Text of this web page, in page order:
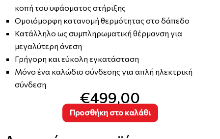
κοπή του υφάσματος στήριξης
Ομοιόμορφη κατανομή θερμότητας στο δάπεδο
Κατάλληλο ως συμπληρωματική θέρμανση για
μεγαλύτερη άνεση
Γρήγορη και εύκολη εγκατάσταση
Μόνο ένα καλώδιο σύνδεσης για απλή ηλεκτρική
σύνδεση
€499,00
Προσθήκη στο καλάθι